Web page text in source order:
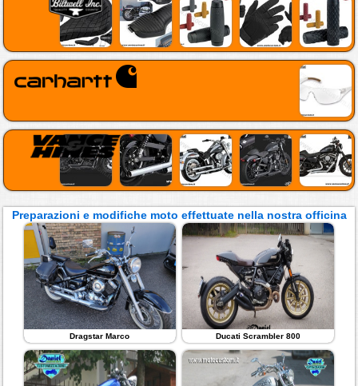
Preparazioni e modifiche moto effettuate nella nostra officina
Dragstar Marco Ducati Scrambler 800